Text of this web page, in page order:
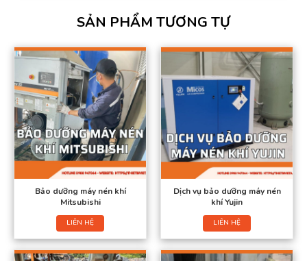
SẢN PHẨM TƯƠNG TỰ
Bảo dưỡng máy nén khí
Mitsubishi
LIÊN HỆ
Dịch vụ bảo dưỡng máy nén
khí Yujin
LIÊN HỆ